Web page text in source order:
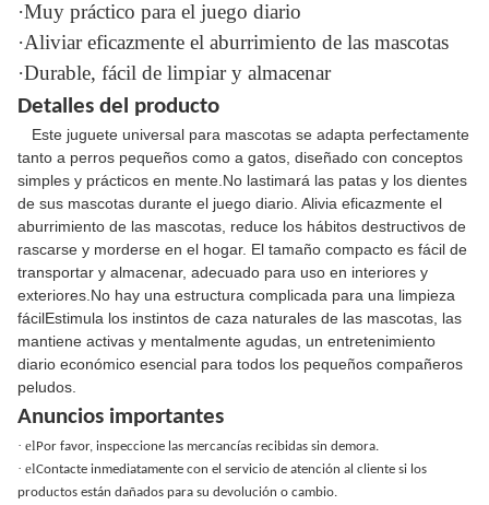
·Muy práctico para el juego diario
·Aliviar eficazmente el aburrimiento de las mascotas
·Durable, fácil de limpiar y almacenar
Detalles del producto
Este juguete universal para mascotas se adapta perfectamente
tanto a perros pequeños como a gatos, diseñado con conceptos
simples y prácticos en mente.No lastimará las patas y los dientes
de sus mascotas durante el juego diario. Alivia eficazmente el
aburrimiento de las mascotas, reduce los hábitos destructivos de
rascarse y morderse en el hogar. El tamaño compacto es fácil de
transportar y almacenar, adecuado para uso en interiores y
exteriores.No hay una estructura complicada para una limpieza
fácilEstimula los instintos de caza naturales de las mascotas, las
mantiene activas y mentalmente agudas, un entretenimiento
diario económico esencial para todos los pequeños compañeros
peludos.
Anuncios importantes
· elPor favor, inspeccione las mercancías recibidas sin demora.
· elContacte inmediatamente con el servicio de atención al cliente si los
productos están dañados para su devolución o cambio.